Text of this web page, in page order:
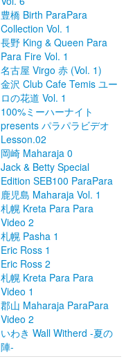
豊橋 Birth ParaPara
Collection Vol. 1
長野 King & Queen Para
Para Fire Vol. 1
名古屋 Virgo 赤 (Vol. 1)
金沢 Club Cafe Temis ユー
ロの花道 Vol. 1
100%ミーハーナイト
presents パラパラビデオ
Lesson.02
岡崎 Maharaja 0
Jack & Betty Special
Edition SEB100 ParaPara
鹿児島 Maharaja Vol. 1
札幌 Kreta Para Para
Video 2
札幌 Pasha 1
Eric Ross 1
Eric Ross 2
札幌 Kreta Para Para
Video 1
郡山 Maharaja ParaPara
Video 2
いわき Wall Witherd -夏の
陣-